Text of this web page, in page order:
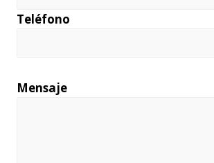
Teléfono
Mensaje